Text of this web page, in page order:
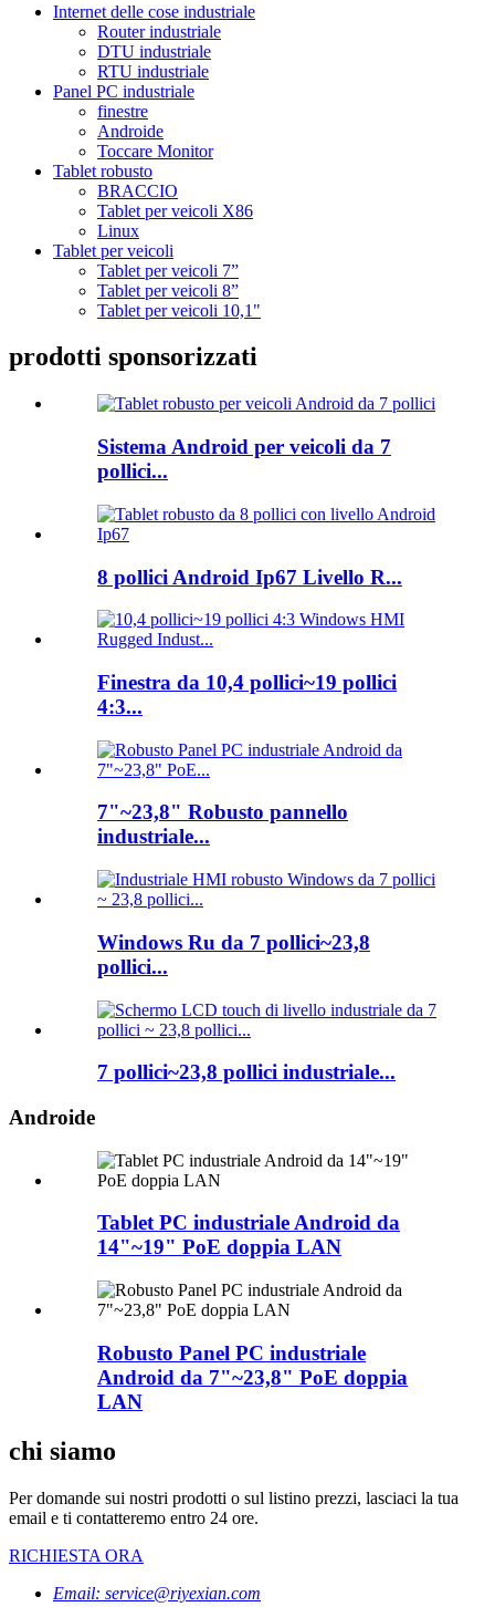
Internet delle cose industriale
Router industriale
DTU industriale
RTU industriale
Panel PC industriale
finestre
Androide
Toccare Monitor
Tablet robusto
BRACCIO
Tablet per veicoli X86
Linux
Tablet per veicoli
Tablet per veicoli 7”
Tablet per veicoli 8”
Tablet per veicoli 10,1"
prodotti sponsorizzati
Sistema Android per veicoli da 7
pollici...
8 pollici Android Ip67 Livello R...
Finestra da 10,4 pollici~19 pollici
4:3...
7"~23,8" Robusto pannello
industriale...
Windows Ru da 7 pollici~23,8
pollici...
7 pollici~23,8 pollici industriale...
Androide
Tablet PC industriale Android da
14"~19" PoE doppia LAN
Robusto Panel PC industriale
Android da 7"~23,8" PoE doppia
LAN
chi siamo
Per domande sui nostri prodotti o sul listino prezzi, lasciaci la tua
email e ti contatteremo entro 24 ore.
RICHIESTA ORA
Email: service@riyexian.com